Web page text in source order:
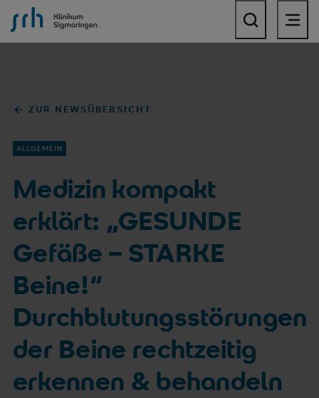
SRH Klinikum Sigmaringen
ZUR NEWSÜBERSICHT
ALLGEMEIN
Medizin kompakt
erklärt: „GESUNDE
Gefäße – STARKE
Beine!“
Durchblutungsstörungen
der Beine rechtzeitig
erkennen & behandeln